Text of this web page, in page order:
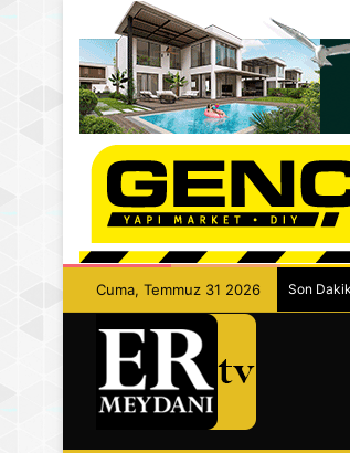
Cuma, Temmuz 31 2026 Son